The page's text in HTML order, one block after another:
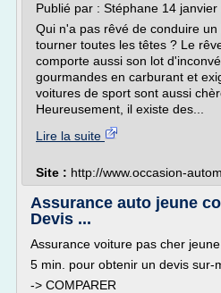
Publié par : Stéphane 14 janvier
Qui n'a pas rêvé de conduire
tourner toutes les têtes ? Le
comporte aussi son lot
gourmandes en carburant et
voitures de sport sont aussi
Heureusement, il existe des...
Lire la suite
Site : http://www.occasion-
Assurance auto jeune
Devis ...
Assurance voiture pas cher
5 min. pour obtenir un devis sur-
-> COMPARER